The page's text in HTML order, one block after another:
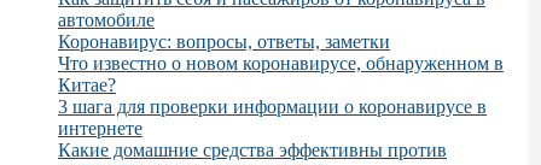
автомобиле
Коронавирус: вопросы, ответы, заметки
Что известно о новом коронавирусе, обнаруженном в
Китае?
3 шага для проверки информации о коронавирусе в
интернете
Какие домашние средства эффективны против